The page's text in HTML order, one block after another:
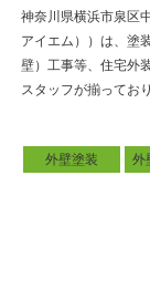
外壁塗装 外
神奈川県横浜市泉区
アイエム））は、塗
壁）工事等、住宅外
スタッフが揃ってお